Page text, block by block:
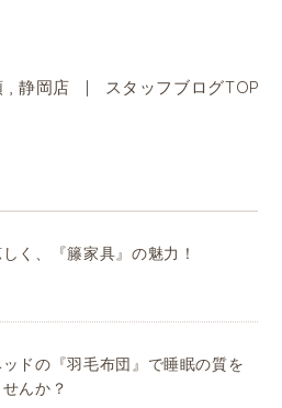
静岡店 | スタッフブログTOP
く、『籐家具』の魅力！
ドの『羽毛布団』で睡眠の質を
んか？